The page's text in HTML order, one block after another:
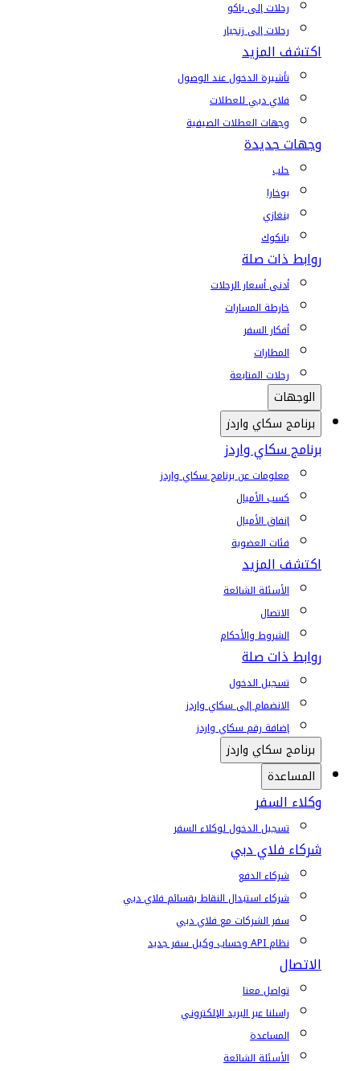
رحلات إلى باكو
رحلات إلى زنجبار
اكتشف المزيد
تأشيرة الدخول عند الوصول
فلاي دبي للعطلات
وجهات العطلات الصيفية
وجهات جديدة
حلب
بوخارا
بنغازي
بانكوك
روابط ذات صلة
أدنى أسعار الرحلات
خارطة المسارات
أفكار السفر
المطارات
رحلات المتابعة
الوجهات
برنامج سكاي واردز
برنامج سكاي واردز
معلومات عن برنامج سكاي واردز
كسب الأميال
إنفاق الأميال
فئات العضوية
اكتشف المزيد
الأسئلة الشائعة
الاتصال
الشروط والأحكام
روابط ذات صلة
تسجيل الدخول
الانضمام إلى سكاي واردز
إضافة رقم سكاي واردز
برنامج سكاي واردز
المساعدة
وكلاء السفر
تسجيل الدخول لوكلاء السفر
شركاء فلاي دبي
شركاء الدفع
شركاء استبدال النقاط بقسائم فلاي دبي
سفر الشركات مع فلاي دبي
نظام API وحساب وكيل سفر جديد
الاتصال
تواصل معنا
راسلنا عبر البريد الإلكتروني
المساعدة
الأسئلة الشائعة